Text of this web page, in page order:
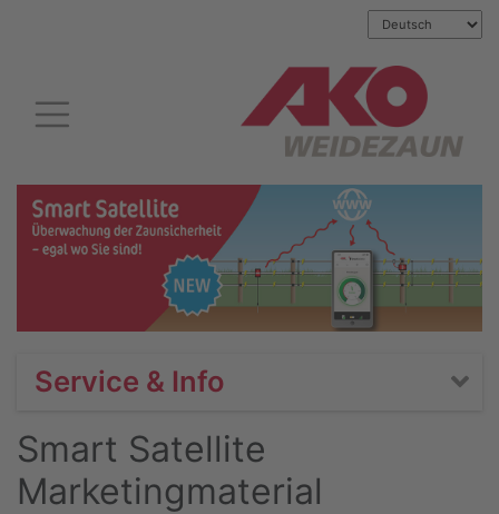
Service & Info
Smart Satellite
Marketingmaterial